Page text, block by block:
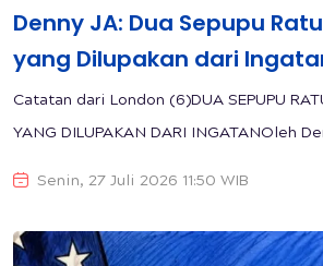
Denny JA: Dua Sepupu
yang Dilupakan dari
Catatan dari London (6)DUA SEPUPU
YANG DILUPAKAN DARI INGATANOleh
Senin, 27 Juli 2026 11:50 WIB